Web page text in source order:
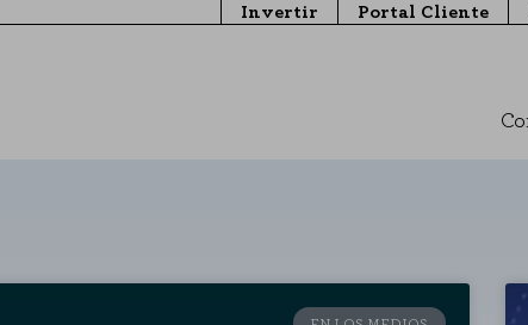
Invertir Portal Cliente